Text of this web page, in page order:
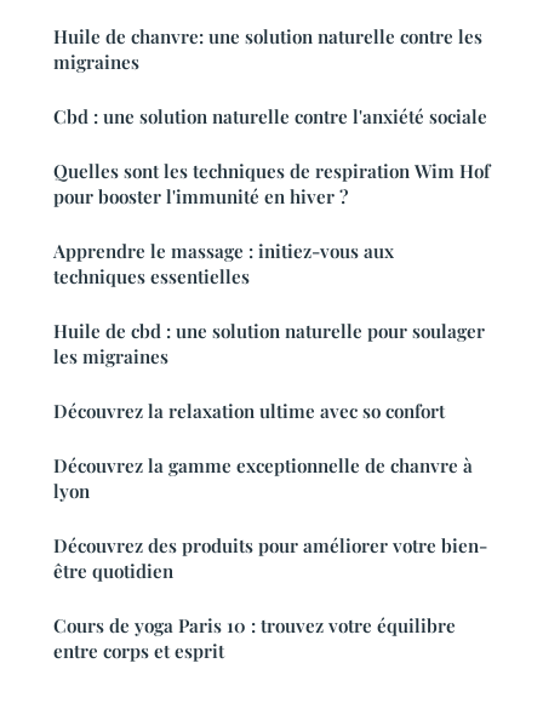
Huile de chanvre: une solution naturelle contre les
migraines
Cbd : une solution naturelle contre l'anxiété sociale
Quelles sont les techniques de respiration Wim Hof
pour booster l'immunité en hiver ?
Apprendre le massage : initiez-vous aux
techniques essentielles
Huile de cbd : une solution naturelle pour soulager
les migraines
Découvrez la relaxation ultime avec so confort
Découvrez la gamme exceptionnelle de chanvre à
lyon
Découvrez des produits pour améliorer votre bien-
être quotidien
Cours de yoga Paris 10 : trouvez votre équilibre
entre corps et esprit